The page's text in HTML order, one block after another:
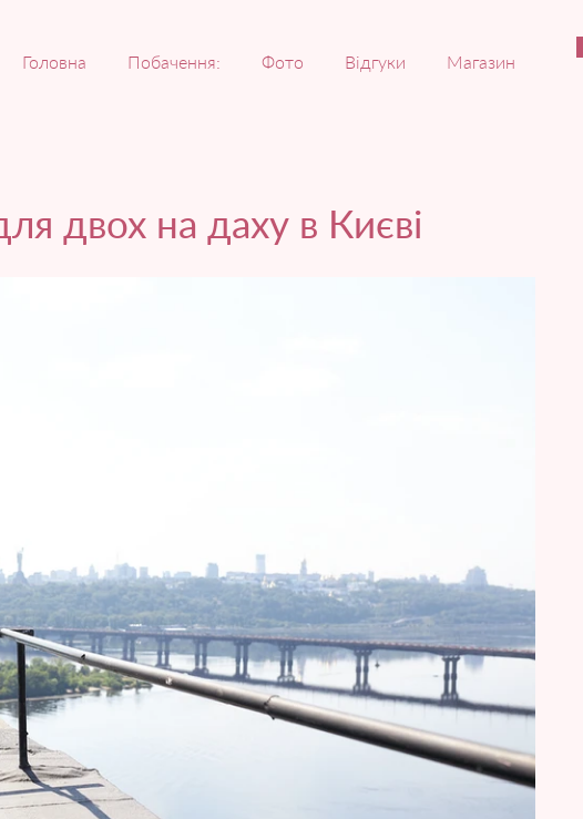
Головна Побачення: Фото Відгуки Магазин
двох на даху в Києві